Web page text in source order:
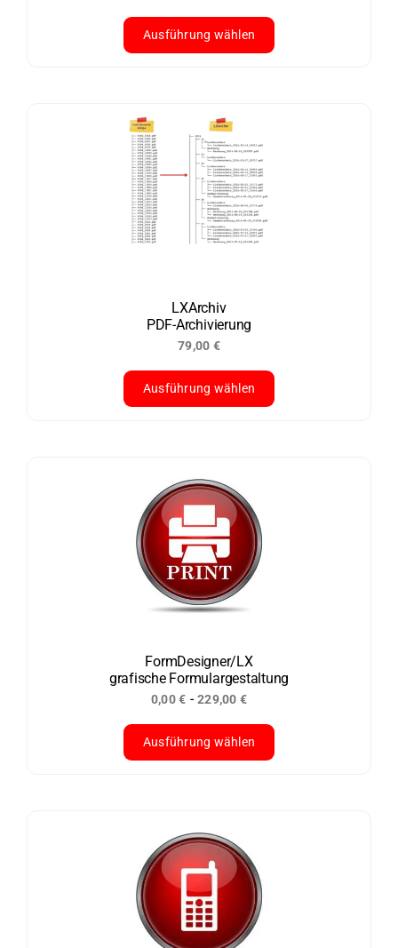
Ausführung wählen
mehrere
Varianten
auf.
Die
Optionen
Produktseite
werden
LXArchiv
PDF-Archivierung
79,00 €
Ausführung wählen
mehrere
Varianten
auf.
Die
Optionen
können
Produktseite
gewählt
werden
FormDesigner/LX
grafische Formulargestaltung
0,00€ -229,00 €
Ausführung wählen
mehrere
Varianten
auf.
Die
Optionen